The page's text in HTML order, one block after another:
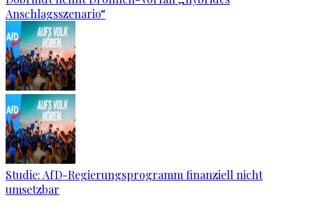
Anschlagsszenario“
Studie: AfD-Regierungsprogramm finanziell nicht
umsetzbar